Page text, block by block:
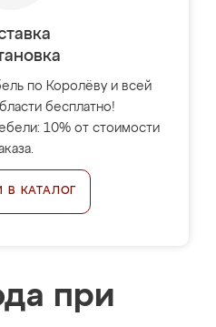
по Королёву и всей
бесплатно!
10% от стоимости
В КАТАЛОГ
при